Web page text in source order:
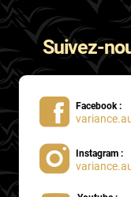
Suivez-
Facebook :
Instagram :